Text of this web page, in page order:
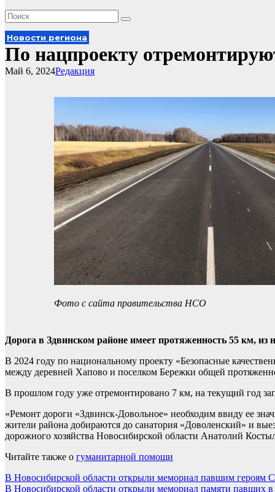
Новости региона
По нацпроекту
Редакция
Май 6, 2024
Фото с сайта правительства НСО
Дорога в Здвинском районе имеет протяженность 55 км,
В 2024 году по национальному проекту «Безопасные
между деревней Хапово и поселком Бережки общей
В прошлом году уже отремонтировано 7 км, на текущий год
«Ремонт дороги «Здвинск-Довольное» необходим ввиду ее
жители района добираются до санатория «Доволенский» и
дорожного хозяйства Новосибирской области Анатолий
Читайте также о гуманитарной помощи
Навигация
В Новосибирской области открыли мемориал павшим героям
В Новосибирской области открыли мемориал памяти павших